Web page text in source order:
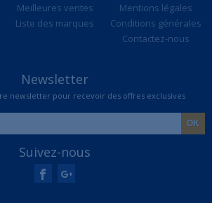
Meilleures ventes
Liste des marques
Mentions légales
Conditions générales
Contactez-nous
Newsletter
newsletter pour recevoir des offres exclusives
Suivez-nous